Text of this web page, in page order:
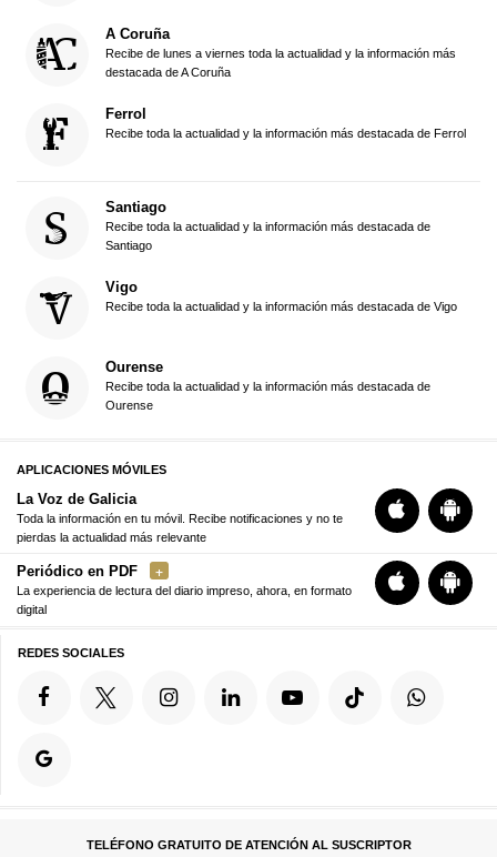
A Coruña
Recibe de lunes a viernes toda la actualidad y la información más
destacada de A Coruña
Ferrol
Recibe toda la actualidad y la información más destacada de Ferrol
Santiago
Recibe toda la actualidad y la información más destacada de
Santiago
Vigo
Recibe toda la actualidad y la información más destacada de Vigo
Ourense
Recibe toda la actualidad y la información más destacada de
Ourense
APLICACIONES MÓVILES
La Voz de Galicia
Toda la información en tu móvil. Recibe notificaciones y no te
pierdas la actualidad más relevante
Periódico en PDF
La experiencia de lectura del diario impreso, ahora, en formato
digital
REDES SOCIALES
TELÉFONO GRATUITO DE ATENCIÓN AL SUSCRIPTOR